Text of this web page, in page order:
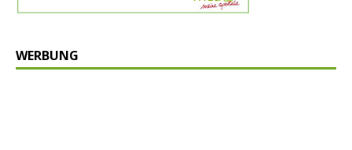
WERBUNG